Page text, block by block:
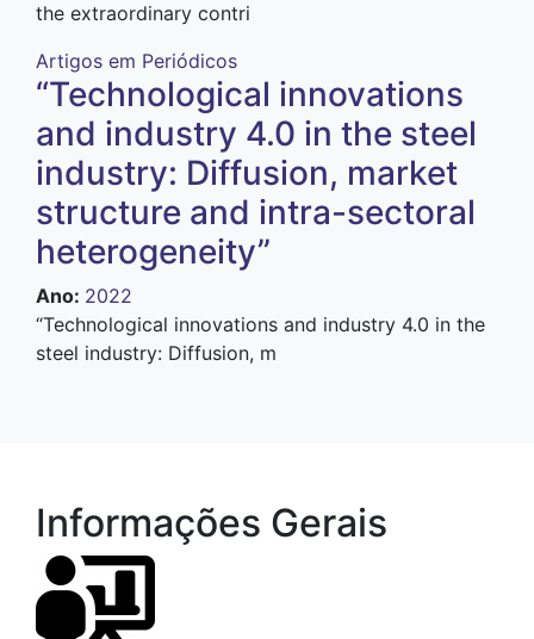
the extraordinary contri
Artigos em Periódicos
“Technological innovations
and industry 4.0 in the steel
industry: Diffusion, market
structure and intra-sectoral
heterogeneity”
Ano: 2022
“Technological innovations and industry 4.0 in the
steel industry: Diffusion, m
Informações Gerais